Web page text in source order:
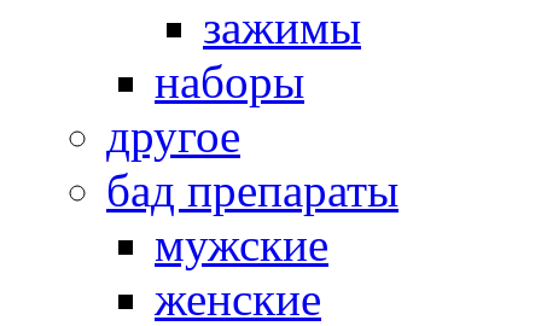
зажимы
наборы
другое
бад препараты
мужские
женские